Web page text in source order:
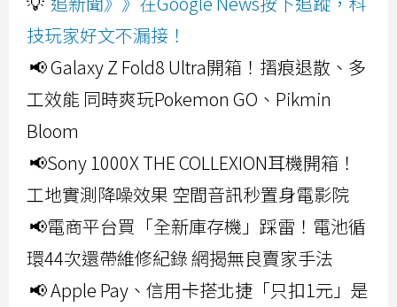
技玩家好文不漏接！
📢 Galaxy Z Fold8 Ultra開箱！摺痕退散、多
工效能 同時爽玩Pokemon GO、Pikmin
Bloom
📢Sony 1000X THE COLLEXION耳機開箱！
工地實測降噪效果 空間音訊秒置身電影院
📢電商平台買「全新庫存機」踩雷！電池循
環44次還帶維修紀錄 網揭無良賣家手法
📢 Apple Pay、信用卡搭北捷「只扣1元」是